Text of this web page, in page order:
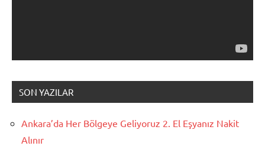
SON YAZILAR
Ankara’da Her Bölgeye Geliyoruz 2. El Eşyanız Nakit
Alınır